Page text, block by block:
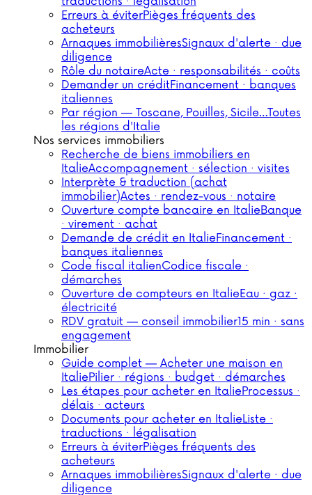
Erreurs à éviterPièges fréquents des
acheteurs
Arnaques immobilièresSignaux d'alerte · due
diligence
Rôle du notaireActe · responsabilités · coûts
Demander un créditFinancement · banques
italiennes
Par région — Toscane, Pouilles, Sicile…Toutes
les régions d'Italie
Nos services immobiliers
Recherche de biens immobiliers en
ItalieAccompagnement · sélection · visites
Interprète & traduction (achat
immobilier)Actes · rendez-vous · notaire
Ouverture compte bancaire en ItalieBanque
· virement · achat
Demande de crédit en ItalieFinancement ·
banques italiennes
Code fiscal italienCodice fiscale ·
démarches
Ouverture de compteurs en ItalieEau · gaz ·
électricité
RDV gratuit — conseil immobilier15 min · sans
engagement
Immobilier
Guide complet — Acheter une maison en
ItaliePilier · régions · budget · démarches
Les étapes pour acheter en ItalieProcessus ·
délais · acteurs
Documents pour acheter en ItalieListe ·
traductions · légalisation
Erreurs à éviterPièges fréquents des
acheteurs
Arnaques immobilièresSignaux d'alerte · due
diligence